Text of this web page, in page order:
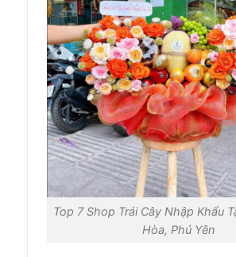
Top 7 Shop Trái Cây Nhập Khẩu
Hòa, Phú Yên